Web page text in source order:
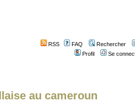
RSS FAQ
Rechercher
Profil
Se
au cameroun